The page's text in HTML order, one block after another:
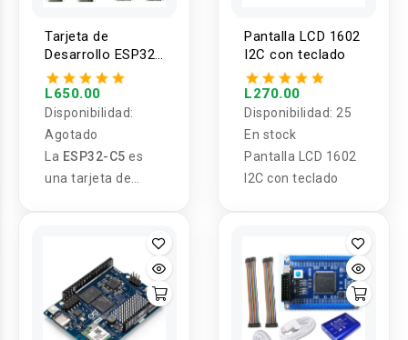
Tarjeta de
Desarrollo ESP32-
C5 Dual-Band Wi-
Fi 6 & Bluetooth 5
L650.00
Disponibilidad:
Agotado
La ESP32-C5 es
una tarjeta de
conectividad
inalámbrica de
última generación
con soporte
Pantalla LCD 1602
I2C con teclado
L270.00
Disponibilidad: 25
En stock
Pantalla LCD 1602
I2C con teclado